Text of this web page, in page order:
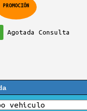
PROMOCIÓN
Agotada Consulta